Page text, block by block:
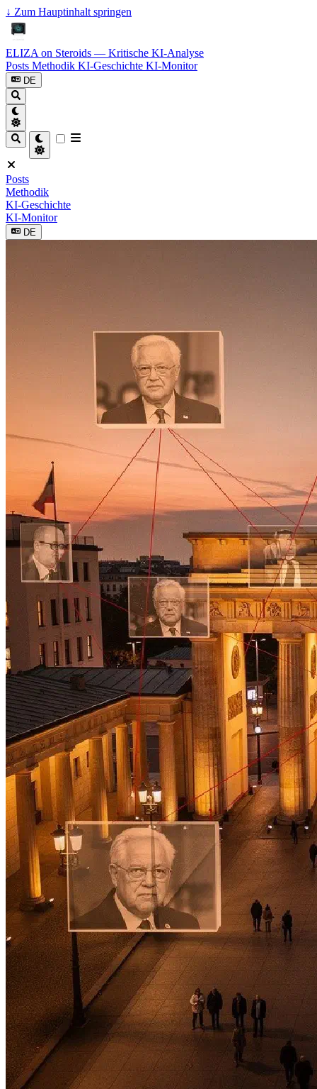
↓ Zum Hauptinhalt springen
ELIZA on Steroids — Kritische KI-Analyse
Posts Methodik KI-Geschichte KI-Monitor
DE
Posts
Methodik
KI-Geschichte
KI-Monitor
DE